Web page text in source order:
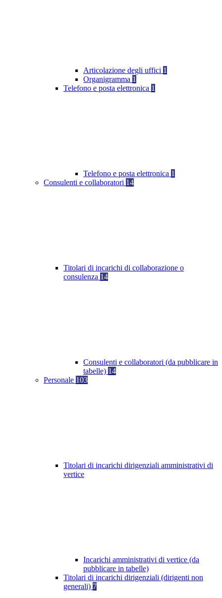
Articolazione degli uffici 1
Organigramma 1
Telefono e posta elettronica 1
Telefono e posta elettronica 1
Consulenti e collaboratori 14
Titolari di incarichi di collaborazione o
consulenza 14
Consulenti e collaboratori (da pubblicare in
tabelle) 14
Personale 103
Titolari di incarichi dirigenziali amministrativi di
vertice
Incarichi amministrativi di vertice (da
pubblicare in tabelle)
Titolari di incarichi dirigenziali (dirigenti non
generali) 7